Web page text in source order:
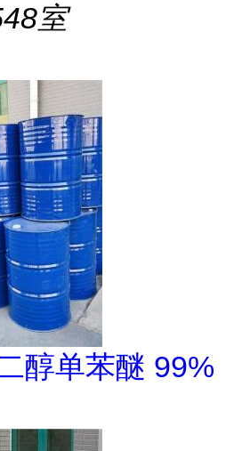
室
醇单苯醚 99%